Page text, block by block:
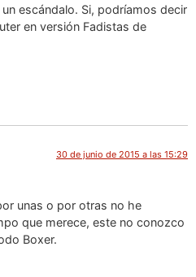
escándalo. Si, podríamos decir
en versión Fadistas de
30 de junio de 2015 a las 15:29
unas o por otras no he
que merece, este no conozco
Boxer.